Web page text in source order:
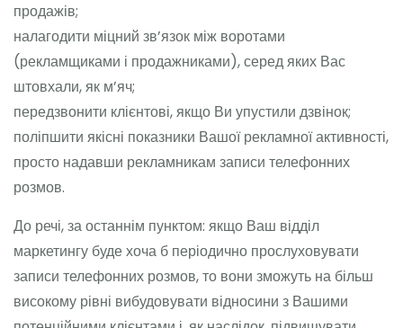
продажів;
налагодити міцний зв’язок між воротами
(рекламщиками і продажниками), серед яких Вас
штовхали, як м’яч;
передзвонити клієнтові, якщо Ви упустили дзвінок;
поліпшити якісні показники Вашої рекламної активності,
просто надавши рекламникам записи телефонних
розмов.
До речі, за останнім пунктом: якщо Ваш відділ
маркетингу буде хоча б періодично прослуховувати
записи телефонних розмов, то вони зможуть на більш
високому рівні вибудовувати відносини з Вашими